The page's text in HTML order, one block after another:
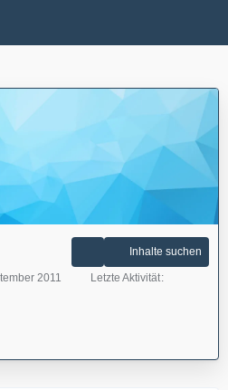
Inhalte suchen
2011
Letzte Aktivität